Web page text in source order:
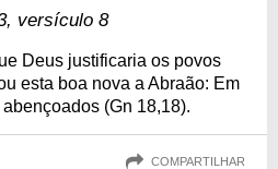
versículo 8
Deus justificaria os povos
esta boa nova a Abraão: Em
(Gn 18,18).
COMPARTILHAR